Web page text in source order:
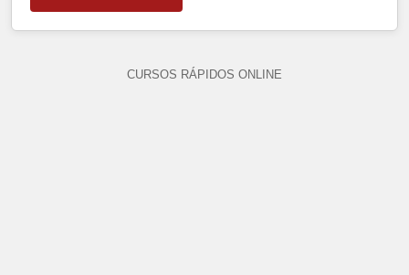
CURSOS RÁPIDOS ONLINE